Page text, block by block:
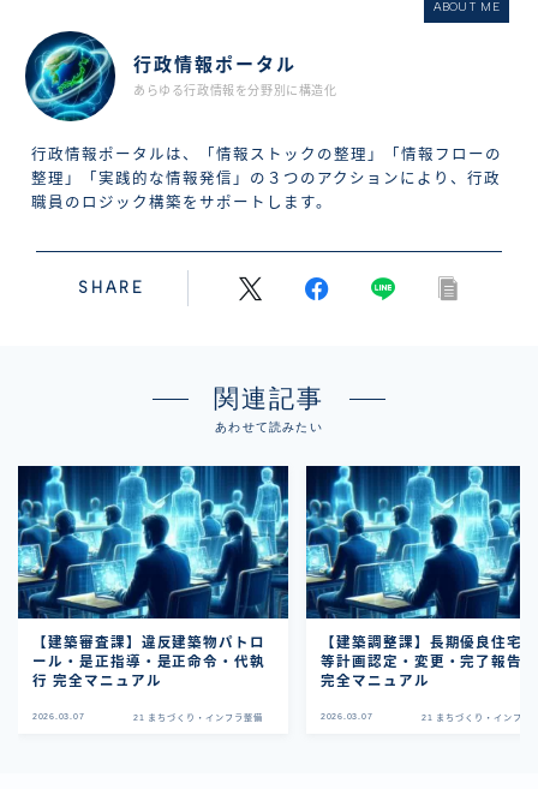
ABOUT ME
行政情報ポータル
あらゆる行政情報を分野別に構造化
行政情報ポータルは、「情報ストックの整理」「情報フローの
整理」「実践的な情報発信」の３つのアクションにより、行政
職員のロジック構築をサポートします。
SHARE
関連記事
あわせて読みたい
【建築審査課】違反建築物パトロ
ール・是正指導・是正命令・代執
行 完全マニュアル
2026.03.07 21 まちづくり・インフラ整備
【建築調整課】長期優良住宅
等計画認定・変更・完了報告
完全マニュアル
2026.03.07 21 まちづくり・インフラ